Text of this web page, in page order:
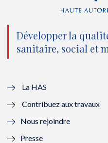
n
o
u
l
l
(
n
o
e
Développer la
sanitaire, social et
La HAS
Contribuez aux travaux
Nous rejoindre
Presse